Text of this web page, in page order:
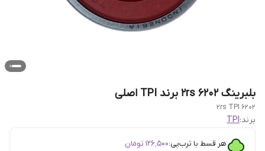
بلبرینگ ۶۲۰۲ 2rs برند TPI اصلی
6202 2rs TPI
برند:TPI
هر قسط با ترب‌پی:۱۲۶٬۵۰۰ تومان